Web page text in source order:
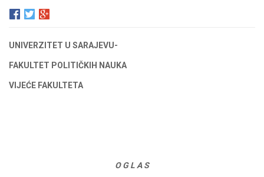
UNIVERZITET U SARAJEVU-
FAKULTET POLITIČKIH NAUKA
VIJEĆE FAKULTETA
O G L A S